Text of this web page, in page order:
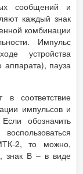
сообщений и
каждый знак
комбинации
Импульс
устройства
аппарата), пауза
в соответствие
импульсов и
обозначить
2, то можно,
знак В – в виде